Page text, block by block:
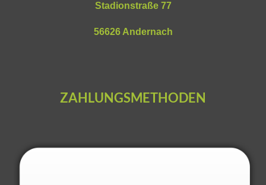
Stadionstraße 77
56626 Andernach
ZAHLUNGSMETHODEN